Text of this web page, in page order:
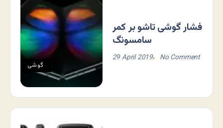
گوشی
فشار گوشی تاشو بر کمر
سامسونگ
29 April 2019 No Comment